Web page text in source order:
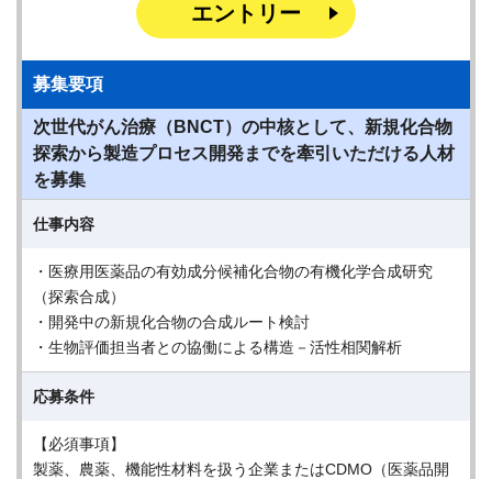
エントリー
募集要項
次世代がん治療（BNCT）の中核として、新規化合物
探索から製造プロセス開発までを牽引いただける人材
を募集
仕事内容
・医療用医薬品の有効成分候補化合物の有機化学合成研究
（探索合成）
・開発中の新規化合物の合成ルート検討
・生物評価担当者との協働による構造－活性相関解析
応募条件
【必須事項】
製薬、農薬、機能性材料を扱う企業またはCDMO（医薬品開